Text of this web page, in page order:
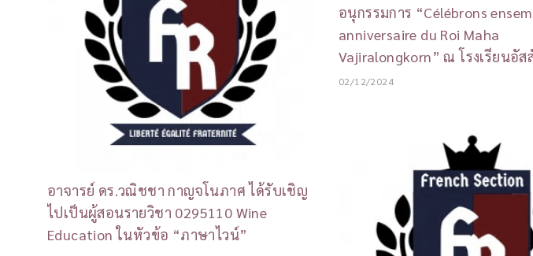
อนุกรรมการ “Célébrons
anniversaire du Roi Maha
Vajiralongkorn” ณ โรงเรียนอั
02/12/2024
อาจารย์ ดร.วณิชชา กาญจโนภาศ ได้รับเชิญ
ไปเป็นผู้สอนรายวิชา 0295110 Wine
Education ในหัวข้อ “ภาษาไวน์”